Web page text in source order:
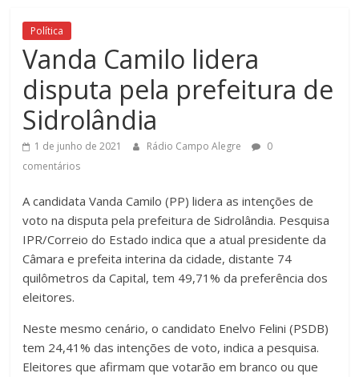
Política
Vanda Camilo lidera
disputa pela prefeitura de
Sidrolândia
1 de junho de 2021 Rádio Campo Alegre
0
comentários
A candidata Vanda Camilo (PP) lidera as intenções de
voto na disputa pela prefeitura de Sidrolândia. Pesquisa
IPR/Correio do Estado indica que a atual presidente da
Câmara e prefeita interina da cidade, distante 74
quilômetros da Capital, tem 49,71% da preferência dos
eleitores.
Neste mesmo cenário, o candidato Enelvo Felini (PSDB)
tem 24,41% das intenções de voto, indica a pesquisa.
Eleitores que afirmam que votarão em branco ou que